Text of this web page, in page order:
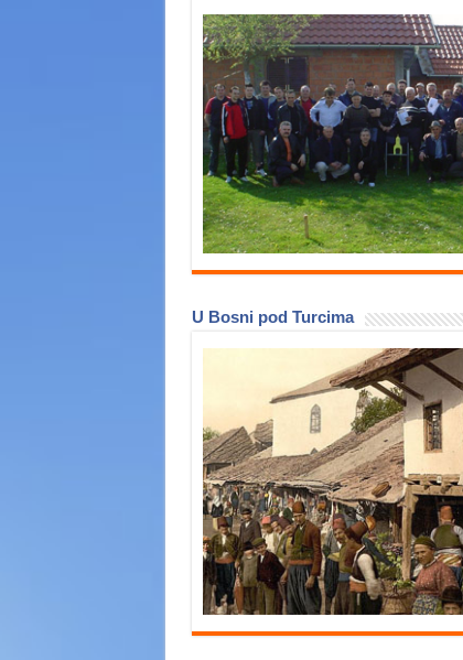
U Bosni pod Turcima